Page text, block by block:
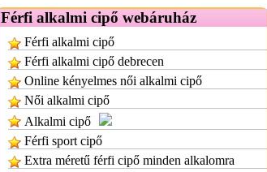
Férfi alkalmi cipő webáruház
Férfi alkalmi cipő
Férfi alkalmi cipő debrecen
Online kényelmes női alkalmi cipő
Női alkalmi cipő
Alkalmi cipő
Férfi sport cipő
Extra méretű férfi cipő minden alkalomra